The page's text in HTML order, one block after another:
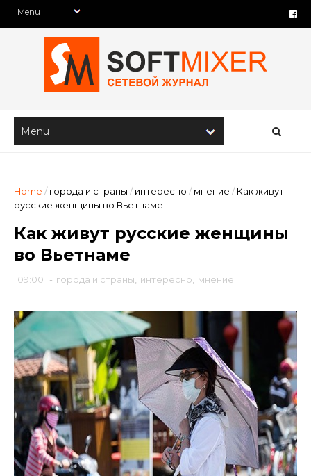
Home / города и страны / интересно / мнение / Как живут
русские женщины во Вьетнаме
Как живут русские женщины
во Вьетнаме
09:00 - города и страны интересно мнение